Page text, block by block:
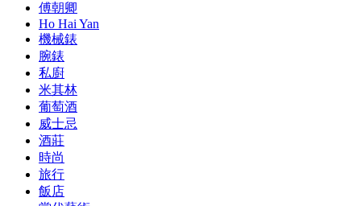
傅朝卿
Ho Hai Yan
機械錶
腕錶
私廚
米其林
葡萄酒
威士忌
酒莊
時尚
旅行
飯店